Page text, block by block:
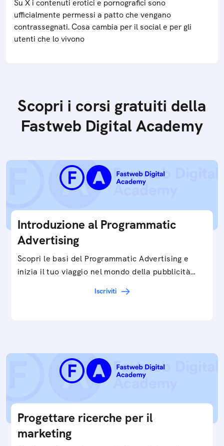
Su X i contenuti erotici e pornografici sono
ufficialmente permessi a patto che vengano
contrassegnati. Cosa cambia per il social e per gli
utenti che lo vivono
Scopri i corsi gratuiti della
Fastweb Digital Academy
Introduzione al Programmatic
Advertising
Scopri le basi del Programmatic Advertising e
inizia il tuo viaggio nel mondo della pubblicità
Iscriviti
Progettare ricerche per il
marketing